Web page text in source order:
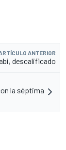
ANTERIOR
descalificado
la séptima